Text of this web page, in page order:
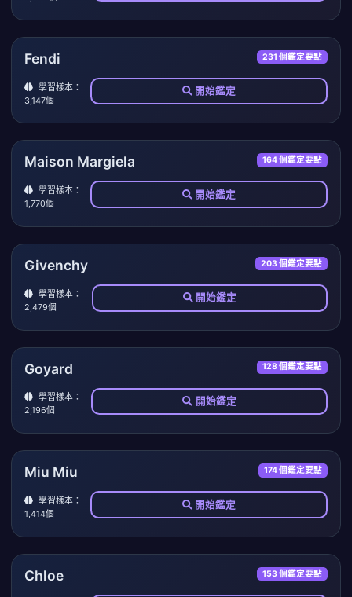
Fendi 231 個鑑定要點
學習樣本：
3,147個
開始鑑定
Maison Margiela 164 個鑑定要點
學習樣本：
1,770個
開始鑑定
Givenchy 203 個鑑定要點
學習樣本：
2,479個
開始鑑定
Goyard 128 個鑑定要點
學習樣本：
2,196個
開始鑑定
Miu Miu 174 個鑑定要點
學習樣本：
1,414個
開始鑑定
Chloe 153 個鑑定要點